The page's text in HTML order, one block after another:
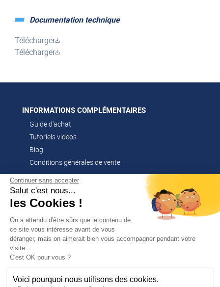
Continuer sans accepter
Salut c'est nous...
les Cookies !
On a attendu d'être sûrs que le contenu de
ce site vous intéresse avant de vous
déranger, mais on aimerait bien vous accompagner pendant votre
visite...
C'est OK pour vous ?
Voici pourquoi nous utilisons des cookies.
Les modules solenergy répondent aux normes de qualité et de
IEC61730, et ISO9001 / ISO14000 et résistent aux conditions
environnementales et de pollution les plus sévères.
Documentation technique
Télécharger
Télécharger
INFORMATIONS COMPLÉMENTAIRES
Guide d'achat
Tutoriels vidéos
Blog
Conditions générales de vente
CONTACT
02 51 52 26 57
contacts@franssen-loisirs.fr
NOS MARQUES PARTENAIRES
PROFITEZ DE -5 %
vous abonnant à notre newsletter !